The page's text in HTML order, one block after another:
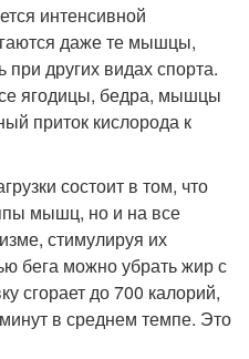
интенсивной
даже те мышцы,
других видах спорта.
ягодицы, бедра, мышцы
приток кислорода к
состоит в том, что
мышц, но и на все
стимулируя их
бега можно убрать жир с
сгорает до 700 калорий,
в среднем темпе. Это